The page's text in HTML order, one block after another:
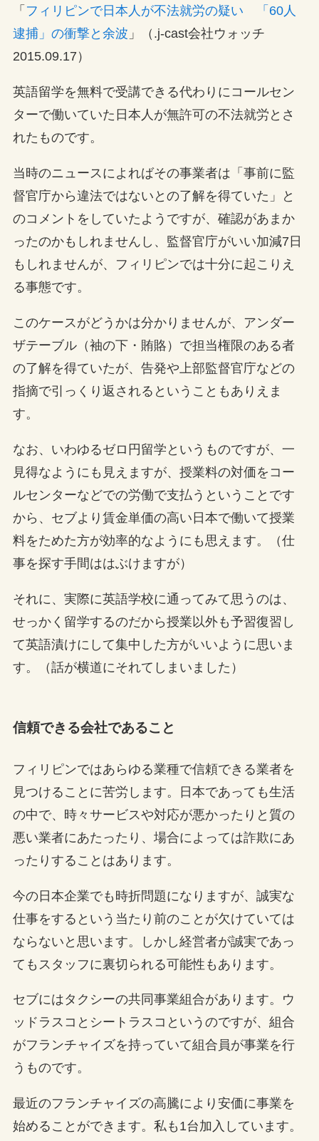
「 フィリピンで日本人が不法就労の疑い 「60人
逮捕」の衝撃と余波 」（.j-cast会社ウォッチ
2015.09.17）
英語留学を無料で受講できる代わりにコールセン
ターで働いていた日本人が無許可の不法就労とさ
れたものです。
当時のニュースによればその事業者は「事前に監
督官庁から違法ではないとの了解を得ていた」と
のコメントをしていたようですが、確認があまか
ったのかもしれませんし、監督官庁がいい加減7日
もしれませんが、フィリピンでは十分に起こりえ
る事態です。
このケースがどうかは分かりませんが、アンダー
ザテーブル（袖の下・賄賂）で担当権限のある者
の了解を得ていたが、告発や上部監督官庁などの
指摘で引っくり返されるということもありえま
す。
なお、いわゆるゼロ円留学というものですが、一
見得なようにも見えますが、授業料の対価をコー
ルセンターなどでの労働で支払うということです
から、セブより賃金単価の高い日本で働いて授業
料をためた方が効率的なようにも思えます。（仕
事を探す手間ははぶけますが）
それに、実際に英語学校に通ってみて思うのは、
せっかく留学するのだから授業以外も予習復習し
て英語漬けにして集中した方がいいように思いま
す。（話が横道にそれてしまいました）
信頼できる会社であること
フィリピンではあらゆる業種で信頼できる業者を
見つけることに苦労します。日本であっても生活
の中で、時々サービスや対応が悪かったりと質の
悪い業者にあたったり、場合によっては詐欺にあ
ったりすることはあります。
今の日本企業でも時折問題になりますが、誠実な
仕事をするという当たり前のことが欠けていては
ならないと思います。しかし経営者が誠実であっ
てもスタッフに裏切られる可能性もあります。
セブにはタクシーの共同事業組合があります。ウ
ッドラスコとシートラスコというのですが、組合
がフランチャイズを持っていて組合員が事業を行
うものです。
最近のフランチャイズの高騰により安価に事業を
始めることができます。私も1台加入しています。